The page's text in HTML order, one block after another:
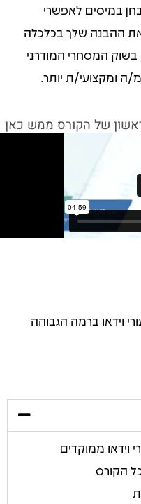
במיסים לאפשרי
ההבנה שלך בכלכלה
המסחרי המודרני
ומקצועי/ת יותר.
של הקורס ממש כאן
וידאו ברמה הגבוהה
הקורס